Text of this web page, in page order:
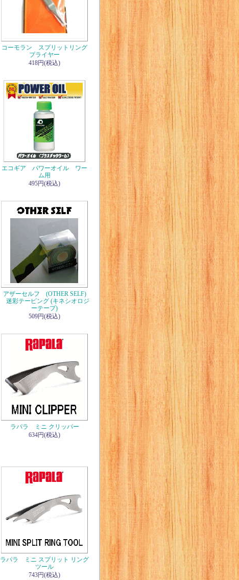
コーモラン スプリットリング
プライヤー
418円(税込)
エコギア パワーオイル ワー
ム用
495円(税込)
アザーセルフ (OTHER SELF)
迷彩テーピング (キネシオロジ
ーテープ)
509円(税込)
ラパラ ミニ クリッパー
634円(税込)
ラパラ ミニ スプリット リング
ツール
743円(税込)